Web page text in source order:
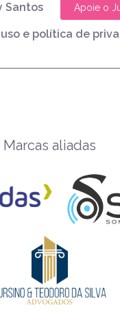
Santos Apoie o
uso e política de
Marcas aliadas